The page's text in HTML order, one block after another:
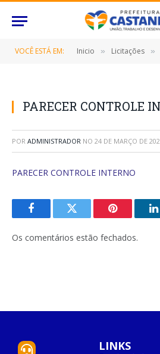
VOCÊ ESTÁ EM: Inicio » Licitações »
PARECER CONTROLE
POR ADMINISTRADOR NO 24 DE MARÇO DE
PARECER CONTROLE INTERNO
FacebookTwitter Pinterest O
Os comentários estão fechados.
LINKS